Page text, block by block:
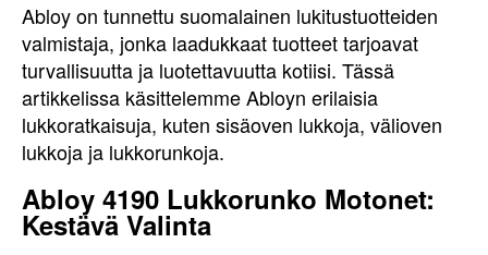
Abloy on tunnettu suomalainen lukitustuotteiden
valmistaja, jonka laadukkaat tuotteet tarjoavat
turvallisuutta ja luotettavuutta kotiisi. Tässä
artikkelissa käsittelemme Abloyn erilaisia
lukkoratkaisuja, kuten sisäoven lukkoja, välioven
lukkoja ja lukkorunkoja.
Abloy 4190 Lukkorunko Motonet:
Kestävä Valinta